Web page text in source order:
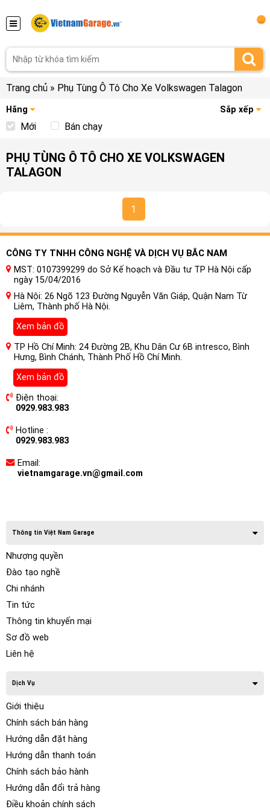
Trang chủ » Phụ Tùng Ô Tô Cho Xe Volkswagen Talagon
Hãng Sắp xếp
Mới Bán chạy
PHỤ TÙNG Ô TÔ CHO XE VOLKSWAGEN
TALAGON
1
CÔNG TY TNHH CÔNG NGHỆ VÀ DỊCH VỤ BẮC NAM
MST: 0107399299 do Sở Kế hoạch và Đầu tư TP Hà Nội cấp
ngày 15/04/2016
Hà Nội: 26 Ngõ 123 Đường Nguyễn Văn Giáp, Quận Nam Từ
Liêm, Thành phố Hà Nội.
Xem bản đồ
TP Hồ Chí Minh: 24 Đường 2B, Khu Dân Cư 6B intresco, Bình
Hưng, Bình Chánh, Thành Phố Hồ Chí Minh.
Xem bản đồ
Điện thoại:
0929.983.983
Hotline :
0929.983.983
Email:
vietnamgarage.vn@gmail.com
Thông tin Việt Nam Garage
Nhượng quyền
Đào tạo nghề
Chi nhánh
Tin tức
Thông tin khuyến mại
Sơ đồ web
Liên hệ
Dịch Vụ
Giới thiệu
Chính sách bán hàng
Hướng dẫn đặt hàng
Hướng dẫn thanh toán
Chính sách bảo hành
Hướng dẫn đổi trả hàng
Điều khoản chính sách